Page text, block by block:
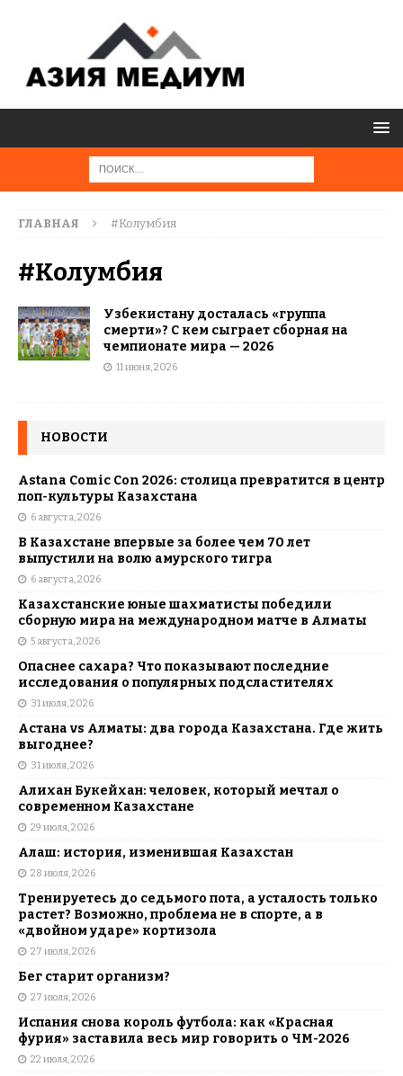
ГЛАВНАЯ #Колумбия
#Колумбия
Узбекистану досталась «группа
смерти»? С кем сыграет сборная на
чемпионате мира — 2026
11 июня, 2026
НОВОСТИ
Astana Comic Con 2026: столица превратится в центр
поп-культуры Казахстана
6 августа, 2026
В Казахстане впервые за более чем 70 лет
выпустили на волю амурского тигра
6 августа, 2026
Казахстанские юные шахматисты победили
сборную мира на международном матче в Алматы
5 августа, 2026
Опаснее сахара? Что показывают последние
исследования о популярных подсластителях
31 июля, 2026
Астана vs Алматы: два города Казахстана. Где жить
выгоднее?
31 июля, 2026
Алихан Букейхан: человек, который мечтал о
современном Казахстане
29 июля, 2026
Алаш: история, изменившая Казахстан
28 июля, 2026
Тренируетесь до седьмого пота, а усталость только
растет? Возможно, проблема не в спорте, а в
«двойном ударе» кортизола
27 июля, 2026
Бег старит организм?
27 июля, 2026
Испания снова король футбола: как «Красная
фурия» заставила весь мир говорить о ЧМ-2026
22 июля, 2026